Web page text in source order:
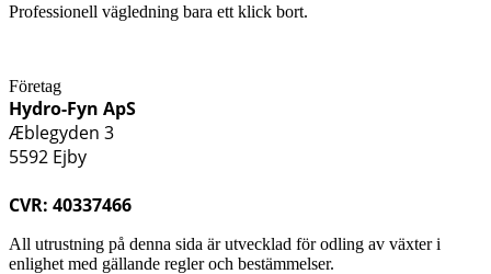
Professionell vägledning bara ett klick bort.
Företag
Hydro-Fyn ApS
Æblegyden 3
5592 Ejby
CVR: 40337466
All utrustning på denna sida är utvecklad för odling av växter i
enlighet med gällande regler och bestämmelser.